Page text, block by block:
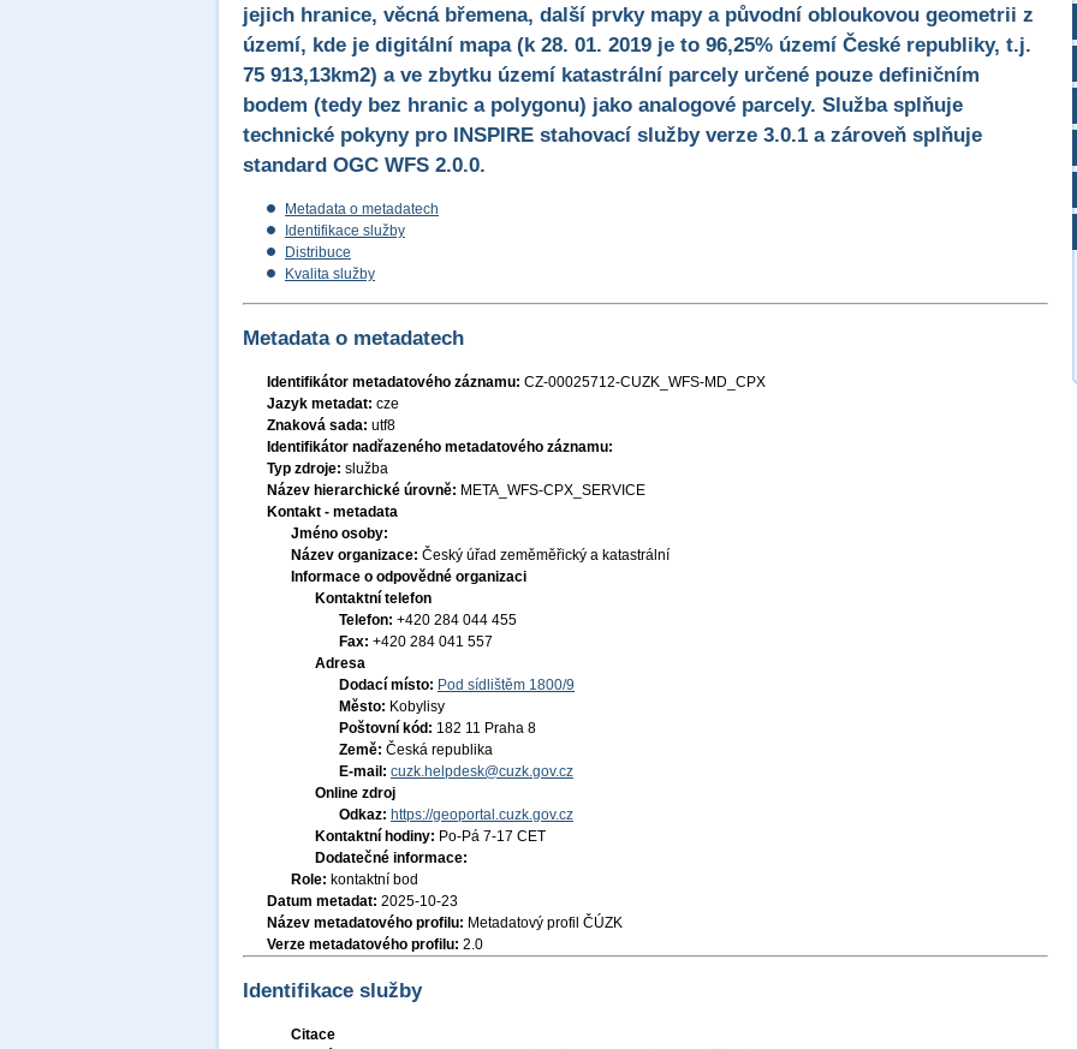
jejich hranice, věcná břemena, další prvky mapy a původní obloukovou geometrii z
území, kde je digitální mapa (k 28. 01. 2019 je to 96,25% území České republiky, t.j.
75 913,13km2) a ve zbytku území katastrální parcely určené pouze definičním
bodem (tedy bez hranic a polygonu) jako analogové parcely. Služba splňuje
technické pokyny pro INSPIRE stahovací služby verze 3.0.1 a zároveň splňuje
standard OGC WFS 2.0.0.
Metadata o metadatech
Identifikace služby
Distribuce
Kvalita služby
Metadata o metadatech
Identifikátor metadatového záznamu: CZ-00025712-CUZK_WFS-MD_CPX
Jazyk metadat: cze
Znaková sada: utf8
Identifikátor nadřazeného metadatového záznamu:
Typ zdroje: služba
Název hierarchické úrovně: META_WFS-CPX_SERVICE
Kontakt - metadata
Jméno osoby:
Název organizace: Český úřad zeměměřický a katastrální
Informace o odpovědné organizaci
Kontaktní telefon
Telefon: +420 284 044 455
Fax: +420 284 041 557
Adresa
Dodací místo: Pod sídlištěm 1800/9
Město: Kobylisy
Poštovní kód: 182 11 Praha 8
Země: Česká republika
E-mail: cuzk.helpdesk@cuzk.gov.cz
Online zdroj
Odkaz: https://geoportal.cuzk.gov.cz
Kontaktní hodiny: Po-Pá 7-17 CET
Dodatečné informace:
Role: kontaktní bod
Datum metadat: 2025-10-23
Název metadatového profilu: Metadatový profil ČÚZK
Verze metadatového profilu: 2.0
Identifikace služby
Citace